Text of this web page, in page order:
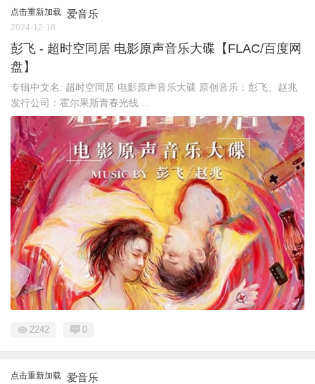
点击重新加载 爱音乐
2024-12-18
彭飞 - 超时空同居 电影原声音乐大碟【FLAC/百度网
盘】
专辑中文名: 超时空同居 电影原声音乐大碟 原创音乐：彭飞、赵兆
发行公司：霍尔果斯青春光线 ...
2242 0
点击重新加载 爱音乐